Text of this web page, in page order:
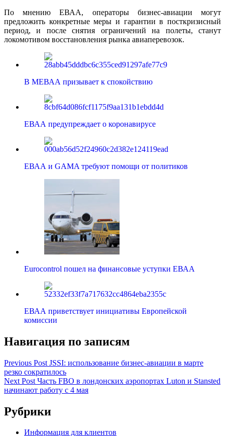
По мнению ЕВАА, операторы бизнес-авиации могут
предложить конкретные меры и гарантии в посткризисный
период, и после снятия ограничений на полеты, станут
локомотивом восстановления рынка авиаперевозок.
В МЕВАА призывает к спокойствию
ЕВАА предупреждает о коронавирусе
ЕВАА и GAMA требуют помощи от политиков
Eurocontrol пошел на финансовые уступки ЕВАА
ЕВАА приветствует инициативы Европейской
комиссии
Навигация по записям
Previous Post JSSI: использование бизнес-авиации в марте
резко сократилось
Next Post Часть FBO в лондонских аэропортах Luton и Stansted
начинают работу с 4 мая
Рубрики
Информация для клиентов